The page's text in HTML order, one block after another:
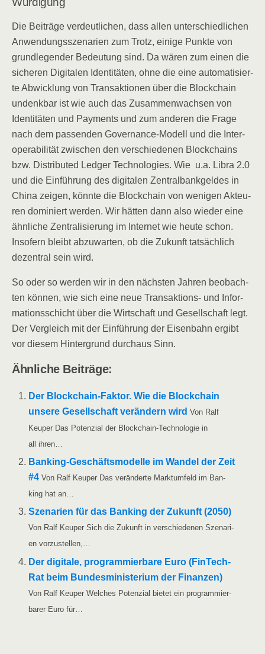
Die Bei­trä­ge ver­deut­li­chen, dass allen unter­schied­li­chen
Anwen­dungs­sze­na­ri­en zum Trotz, eini­ge Punk­te von
grund­le­gen­der Bedeu­tung sind. Da wären zum einen die
siche­ren Digi­ta­len Iden­ti­tä­ten, ohne die eine auto­ma­ti­sier­
te Abwick­lung von Trans­ak­tio­nen über die Block­chain
undenk­bar ist wie auch das Zusam­men­wach­sen von
Iden­ti­tä­ten und Pay­ments und zum ande­ren die Fra­ge
nach dem pas­sen­den Gover­nan­ce-Modell und die Inter­
ope­ra­bi­li­tät zwi­schen den ver­schie­de­nen Block­chains
bzw. Dis­tri­bu­ted Led­ger Tech­no­lo­gies. Wie u.a. Libra 2.0
und die Ein­füh­rung des digi­ta­len Zen­tral­bank­gel­des in
Chi­na zei­gen, könn­te die Block­chain von weni­gen Akteu­
ren domi­niert wer­den. Wir hät­ten dann also wie­der eine
ähn­li­che Zen­tra­li­sie­rung im Inter­net wie heu­te schon.
Inso­fern bleibt abzu­war­ten, ob die Zukunft tat­säch­lich
dezen­tral sein wird.
So oder so wer­den wir in den nächs­ten Jah­ren beob­ach­
ten kön­nen, wie sich eine neue Trans­ak­ti­ons- und Infor­
ma­ti­ons­schicht über die Wirt­schaft und Gesell­schaft legt.
Der Ver­gleich mit der Ein­füh­rung der Eisen­bahn ergibt
vor die­sem Hin­ter­grund durch­aus Sinn.
Ähn­li­che Beiträge:
Der Block­chain-Fak­­tor. Wie die Block­chain
unse­re Gesell­schaft ver­än­dern wird Von Ralf
Keu­per Das Poten­zi­al der Block­chain-Tech­­no­­lo­­gie in
all ihren…
Ban­king-Geschäfts­­­mo­­del­­le im Wan­del der Zeit
#4 Von Ralf Keu­per Das ver­än­der­te Markt­um­feld im Ban­
king hat an…
Sze­na­ri­en für das Ban­king der Zukunft (2050)
Von Ralf Keu­per Sich die Zukunft in ver­schie­de­nen Sze­na­ri­
en vorzustellen,…
Der digi­ta­le, pro­gram­mier­ba­re Euro (Fin­Tech­
Rat beim Bun­des­mi­nis­te­ri­um der Finan­zen)
Von Ralf Keu­per Wel­ches Poten­zi­al bie­tet ein pro­gram­mier­
ba­rer Euro für…